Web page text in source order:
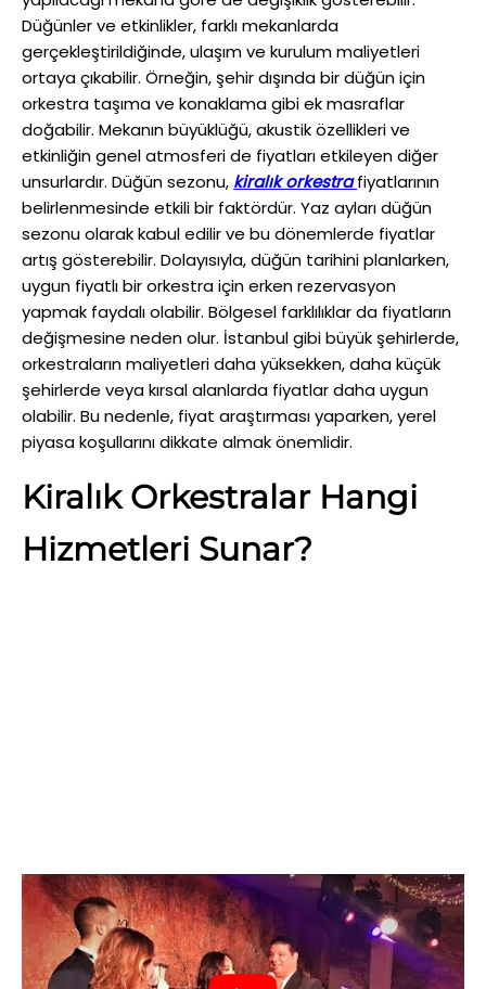
Düğünler ve etkinlikler, farklı mekanlarda
gerçekleştirildiğinde, ulaşım ve kurulum maliyetleri
ortaya çıkabilir. Örneğin, şehir dışında bir düğün için
orkestra taşıma ve konaklama gibi ek masraflar
doğabilir. Mekanın büyüklüğü, akustik özellikleri ve
etkinliğin genel atmosferi de fiyatları etkileyen diğer
unsurlardır. Düğün sezonu, kiralık orkestra fiyatlarının
belirlenmesinde etkili bir faktördür. Yaz ayları düğün
sezonu olarak kabul edilir ve bu dönemlerde fiyatlar
artış gösterebilir. Dolayısıyla, düğün tarihini planlarken,
uygun fiyatlı bir orkestra için erken rezervasyon
yapmak faydalı olabilir. Bölgesel farklılıklar da fiyatların
değişmesine neden olur. İstanbul gibi büyük şehirlerde,
orkestraların maliyetleri daha yüksekken, daha küçük
şehirlerde veya kırsal alanlarda fiyatlar daha uygun
olabilir. Bu nedenle, fiyat araştırması yaparken, yerel
piyasa koşullarını dikkate almak önemlidir.
Kiralık Orkestralar Hangi
Hizmetleri Sunar?